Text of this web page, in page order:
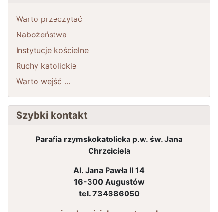
Warto przeczytać
Nabożeństwa
Instytucje kościelne
Ruchy katolickie
Warto wejść ...
Szybki kontakt
Parafia rzymskokatolicka p.w. św. Jana
Chrzciciela
Al. Jana Pawła II 14
16-300 Augustów
tel. 734686050